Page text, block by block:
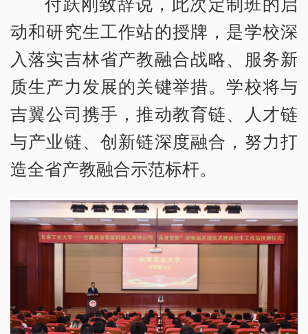
动和研究生工作站的授牌，是学校深
入落实吉林省产教融合战略、服务新
质生产力发展的关键举措。学校将与
吉翼公司携手，推动教育链、人才链
与产业链、创新链深度融合，努力打
造全省产教融合示范标杆。